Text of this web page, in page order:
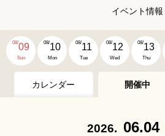
イベント情報
08/09
Sun
08/10
Mon
08/11
Tue
08/12
Wed
08/13
Thu
カレンダー 開催中
2026. 06.04